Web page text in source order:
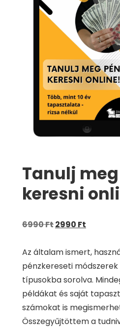
Tanulj
keresni
6990Ft2990 Ft
Az általam ismert,
pénzkereseti
típusokba sorolva.
példákat és saját
számokat is
Összegyűjtöttem a